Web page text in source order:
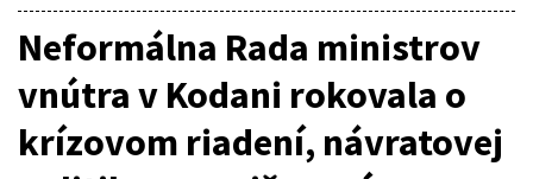
Neformálna Rada ministrov
vnútra v Kodani rokovala o
krízovom riadení, návratovej